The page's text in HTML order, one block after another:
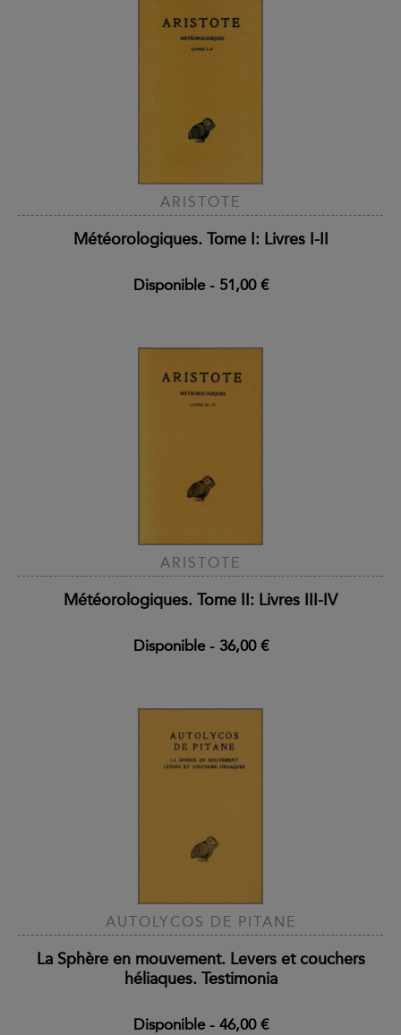
ARISTOTE
Météorologiques. Tome I: Livres I-II
Disponible- 51,00 €
ARISTOTE
Météorologiques. Tome II: Livres III-IV
Disponible- 36,00 €
AUTOLYCOS DE PITANE
La Sphère en mouvement. Levers et couchers
héliaques. Testimonia
Disponible- 46,00 €